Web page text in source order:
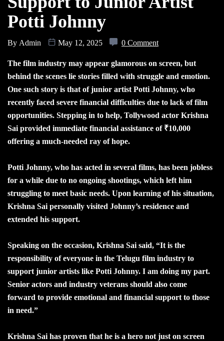
Potti Johnny
By Admin May 12, 2025 0 Comment
The film industry may appear glamorous on screen, but
behind the scenes lie stories filled with struggle and emotion.
One such story is that of junior artist Potti Johnny, who
recently faced severe financial difficulties due to lack of film
opportunities. Stepping in to help, Tollywood actor Krishna
Sai provided immediate financial assistance of ₹10,000
offering a much-needed ray of hope.
Potti Johnny, who has acted in several films, has been jobless
for a while due to no ongoing shootings, which left him
struggling to meet basic needs. Upon learning of his situation,
Krishna Sai personally visited Johnny’s residence and
extended his support.
Speaking on the occasion, Krishna Sai said, “It is the
responsibility of everyone in the Telugu film industry to
support junior artists like Potti Johnny. I am doing my part.
Senior actors and industry veterans should also come
forward to provide emotional and financial support to those
in need.”
Krishna Sai has proven that he is a hero not just on screen